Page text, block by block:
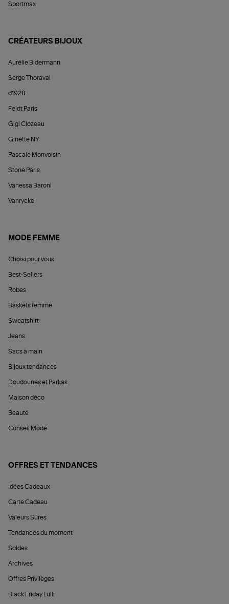
Sportmax
CRÉATEURS BIJOUX
Aurélie Bidermann
Serge Thoraval
d1928
Feidt Paris
Gigi Clozeau
Ginette NY
Pascale Monvoisin
Stone Paris
Vanessa Baroni
Vanrycke
MODE FEMME
Choisi pour vous
Best-Sellers
Robes
Baskets femme
Sweatshirt
Jeans
Sacs à main
Bijoux tendances
Doudounes et Parkas
Maison déco
Beauté
Conseil Mode
OFFRES ET TENDANCES
Idées Cadeaux
Carte Cadeau
Valeurs Sûres
Tendances du moment
Soldes
Archives
Offres Privilèges
Black Friday Lulli